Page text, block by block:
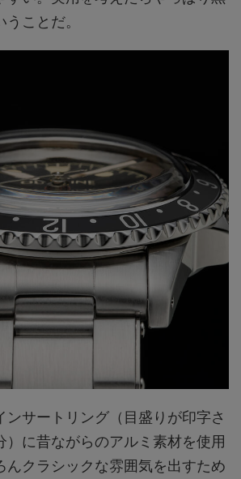
ことだ。
ンサートリング（目盛りが印字さ
）に昔ながらのアルミ素材を使用
んクラシックな雰囲気を出すため